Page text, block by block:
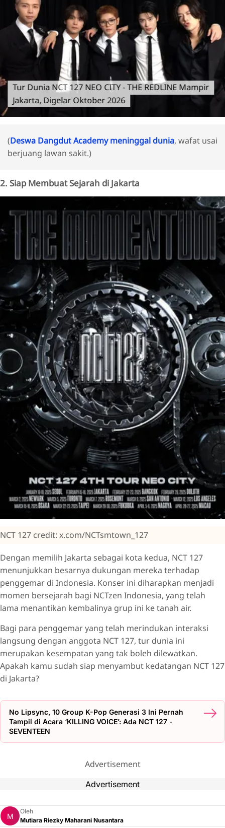
Tur Dunia NCT 127 NEO CITY - THE REDLINE Mampir
Jakarta, Digelar Oktober 2026
(Deswa Dangdut Academy meninggal dunia, wafat usai
berjuang lawan sakit.)
2. Siap Membuat Sejarah di Jakarta
NCT 127 credit: x.com/NCTsmtown_127
Dengan memilih Jakarta sebagai kota kedua, NCT 127
menunjukkan besarnya dukungan mereka terhadap
penggemar di Indonesia. Konser ini diharapkan menjadi
momen bersejarah bagi NCTzen Indonesia, yang telah
lama menantikan kembalinya grup ini ke tanah air.
Bagi para penggemar yang telah merindukan interaksi
langsung dengan anggota NCT 127, tur dunia ini
merupakan kesempatan yang tak boleh dilewatkan.
Apakah kamu sudah siap menyambut kedatangan NCT 127
di Jakarta?
No Lipsync, 10 Group K-Pop Generasi 3 Ini Pernah
Tampil di Acara ‘KILLING VOICE’: Ada NCT 127 -
SEVENTEEN
Advertisement
Advertisement
Oleh
Mutiara Riezky Maharani Nusantara